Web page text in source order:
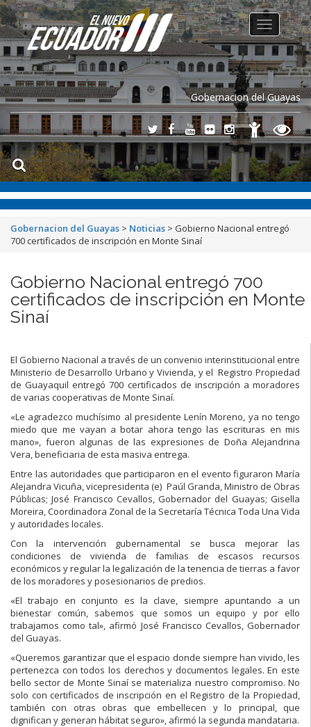
Gobernacion del Guayas
Toggle
navigation
Gobernacion del Guayas > Noticias > Gobierno Nacional entregó
700 certificados de inscripción en Monte Sinaí
Gobierno Nacional entregó 700
certificados de inscripción en Monte
Sinaí
El Gobierno Nacional a través de un convenio interinstitucional entre
Ministerio de Desarrollo Urbano y Vivienda, y el Registro Propiedad
de Guayaquil entregó 700 certificados de inscripción a moradores
de varias cooperativas de Monte Sinaí.
«Le agradezco muchísimo al presidente Lenín Moreno, ya no tengo
miedo que me vayan a botar ahora tengo las escrituras en mis
mano», fueron algunas de las expresiones de Doña Alejandrina
Vera, beneficiaria de esta masiva entrega.
Entre las autoridades que participaron en el evento figuraron María
Alejandra Vicuña, vicepresidenta (e) Paúl Granda, Ministro de Obras
Públicas; José Francisco Cevallos, Gobernador del Guayas; Gisella
Moreira, Coordinadora Zonal de la Secretaría Técnica Toda Una Vida
y autoridades locales.
Con la intervención gubernamental se busca mejorar las
condiciones de vivienda de familias de escasos recursos
económicos y regular la legalización de la tenencia de tierras a favor
de los moradores y posesionarios de predios.
«El trabajo en conjunto es la clave, siempre apuntando a un
bienestar común, sabemos que somos un equipo y por ello
trabajamos como tal», afirmó José Francisco Cevallos, Gobernador
del Guayas.
«Queremos garantizar que el espacio donde siempre han vivido, les
pertenezca con todos los derechos y documentos legales. En este
bello sector de Monte Sinaí se materializa nuestro compromiso. No
solo con certificados de inscripción en el Registro de la Propiedad,
también con otras obras que embellecen y lo principal, que
dignifican y generan hábitat seguro», afirmó la segunda mandataria.